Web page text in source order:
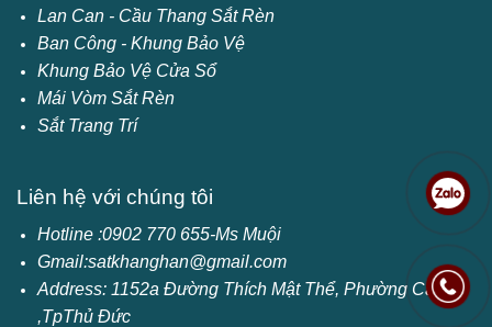
Lan Can - Cầu Thang Sắt Rèn
Ban Công - Khung Bảo Vệ
Khung Bảo Vệ Cửa Sổ
Mái Vòm Sắt Rèn
Sắt Trang Trí
Liên hệ với chúng tôi
Hotline :0902 770 655-Ms Muội
Gmail:satkhanghan@gmail.com
Address: 1152a Đường Thích Mật Thể, Phường Cát Lái
,TpThủ Đức